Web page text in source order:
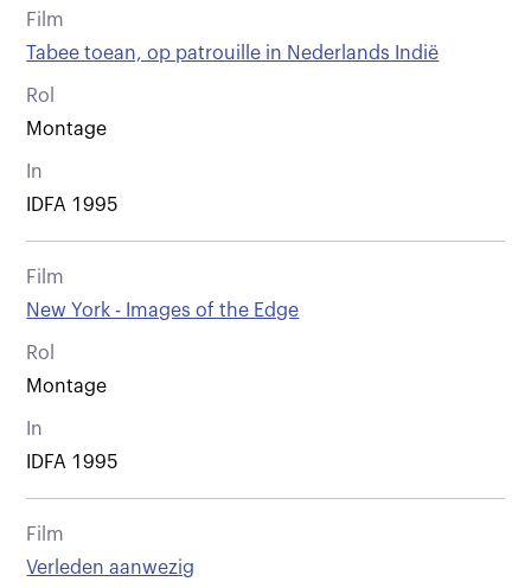
Film
Tabee toean, op patrouille in Nederlands Indië
Rol
Montage
In
IDFA 1995
Film
New York - Images of the Edge
Rol
Montage
In
IDFA 1995
Film
Verleden aanwezig